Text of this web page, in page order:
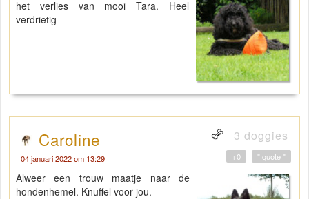
het verlies van mooi Tara. Heel
verdrietig
Caroline 3 doggies
04 januari 2022 om 13:29 " quote "
+0
Alweer een trouw maatje naar de
hondenhemel. Knuffel voor jou.